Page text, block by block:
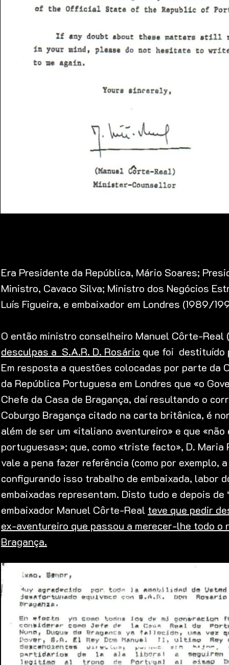
Era Presidente da República, Mário Soares;
Ministro, Cavaco Silva; Ministro dos Negócios
Luís Figueira, e embaixador em Londres (1989/
O então ministro conselheiro Manuel Côrte-
desculpas a S.A.R. D. Rosário que foi destituído
Em resposta a questões colocadas por parte da
da República Portuguesa em Londres que «o
Chefe da Casa de Bragança, daí resultando o
Coburgo Bragança citado na carta britânica, é
além de ser um «italiano aventureiro» e que
portuguesas»; que, como «triste facto», D.
vale a pena fazer referência (como por
configurando isso trabalho de embaixada, labor
embaixadas representam. Disto tudo e depois
embaixador Manuel Côrte-Real teve que pedir
ex-aventureiro que passou a merecer-lhe todo
Bragança.